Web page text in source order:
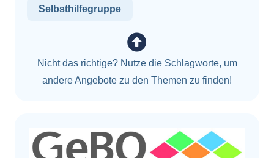
Selbsthilfegruppe
Nicht das richtige? Nutze die Schlagworte, um
andere Angebote zu den Themen zu finden!